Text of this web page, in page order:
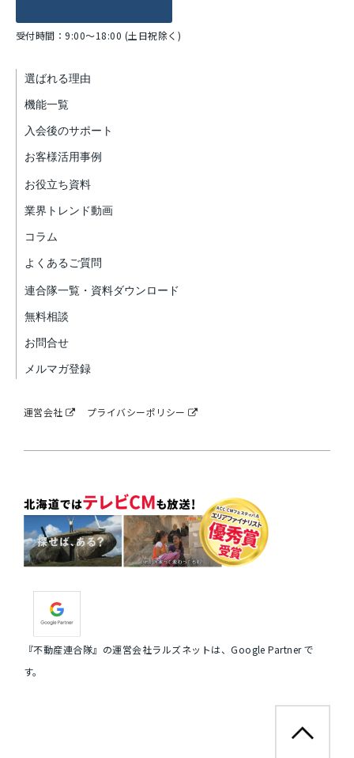
受付時間：9:00～18:00 (土日祝除く)
選ばれる理由
機能一覧
入会後のサポート
お客様活用事例
お役立ち資料
業界トレンド動画
コラム
よくあるご質問
連合隊一覧・資料ダウンロード
無料相談
お問合せ
メルマガ登録
運営会社 プライバシーポリシー
『不動産連合隊』の運営会社ラルズネットは、Google Partner で
す。